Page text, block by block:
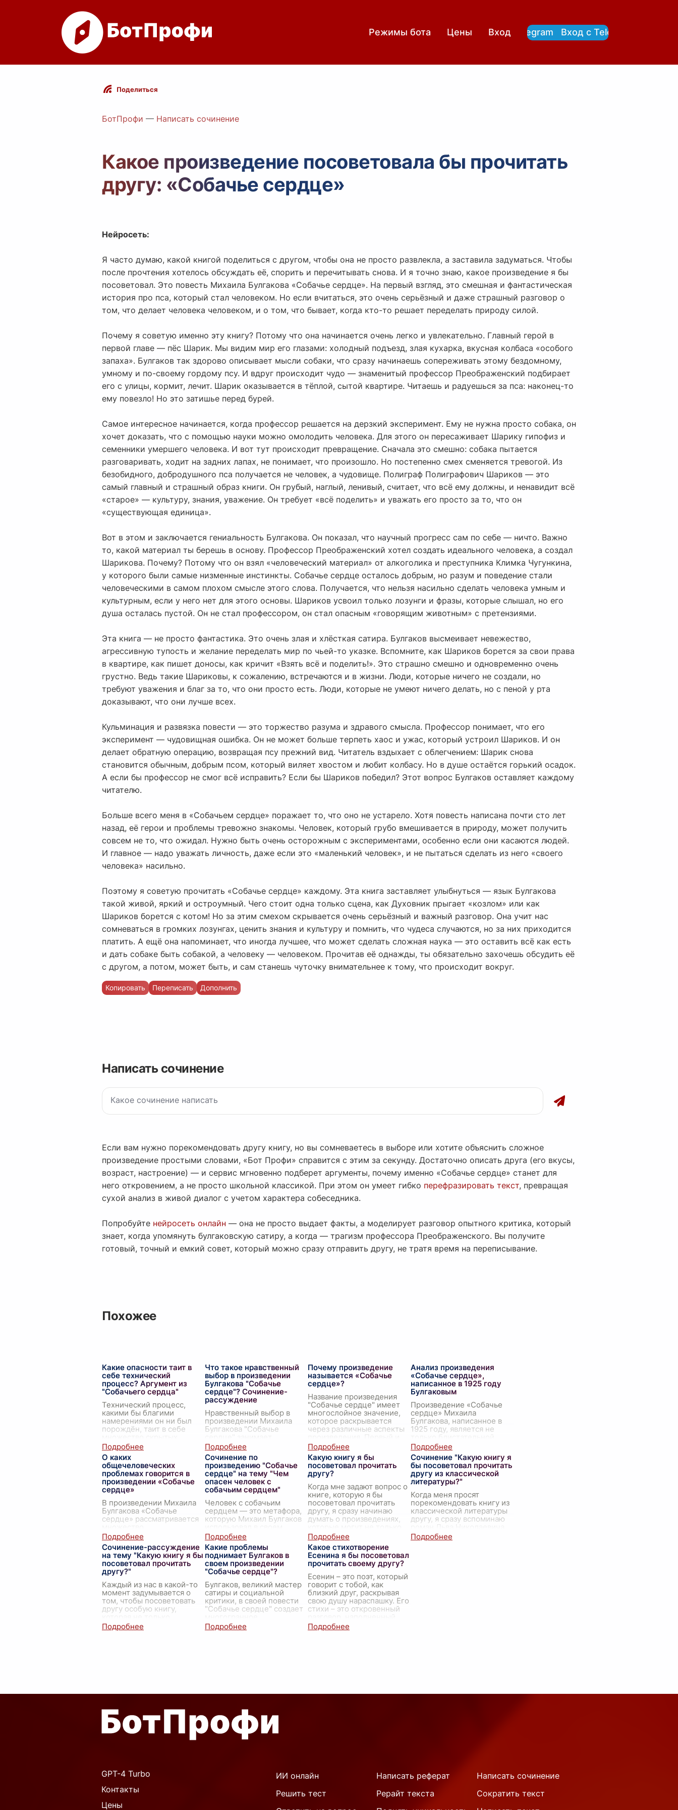
Режимы бота Цены Вход
Вход с Telegram Вход с Telegram
Поделиться
БотПрофи — Написать сочинение
Какое произведение посоветовала бы прочитать
другу: «Собачье сердце»
Нейросеть:
Я часто думаю, какой книгой поделиться с другом, чтобы она не просто развлекла, а заставила задуматься. Чтобы
после прочтения хотелось обсуждать её, спорить и перечитывать снова. И я точно знаю, какое произведение я бы
посоветовал. Это повесть Михаила Булгакова «Собачье сердце». На первый взгляд, это смешная и фантастическая
история про пса, который стал человеком. Но если вчитаться, это очень серьёзный и даже страшный разговор о
том, что делает человека человеком, и о том, что бывает, когда кто-то решает переделать природу силой.
Почему я советую именно эту книгу? Потому что она начинается очень легко и увлекательно. Главный герой в
первой главе — пёс Шарик. Мы видим мир его глазами: холодный подъезд, злая кухарка, вкусная колбаса «особого
запаха». Булгаков так здорово описывает мысли собаки, что сразу начинаешь сопереживать этому бездомному,
умному и по-своему гордому псу. И вдруг происходит чудо — знаменитый профессор Преображенский подбирает
его с улицы, кормит, лечит. Шарик оказывается в тёплой, сытой квартире. Читаешь и радуешься за пса: наконец-то
ему повезло! Но это затишье перед бурей.
Самое интересное начинается, когда профессор решается на дерзкий эксперимент. Ему не нужна просто собака, он
хочет доказать, что с помощью науки можно омолодить человека. Для этого он пересаживает Шарику гипофиз и
семенники умершего человека. И вот тут происходит превращение. Сначала это смешно: собака пытается
разговаривать, ходит на задних лапах, не понимает, что произошло. Но постепенно смех сменяется тревогой. Из
безобидного, добродушного пса получается не человек, а чудовище. Полиграф Полиграфович Шариков — это
самый главный и страшный образ книги. Он грубый, наглый, ленивый, считает, что всё ему должны, и ненавидит всё
«старое» — культуру, знания, уважение. Он требует «всё поделить» и уважать его просто за то, что он
«существующая единица».
Вот в этом и заключается гениальность Булгакова. Он показал, что научный прогресс сам по себе — ничто. Важно
то, какой материал ты берешь в основу. Профессор Преображенский хотел создать идеального человека, а создал
Шарикова. Почему? Потому что он взял «человеческий материал» от алкоголика и преступника Климка Чугункина,
у которого были самые низменные инстинкты. Собачье сердце осталось добрым, но разум и поведение стали
человеческими в самом плохом смысле этого слова. Получается, что нельзя насильно сделать человека умным и
культурным, если у него нет для этого основы. Шариков усвоил только лозунги и фразы, которые слышал, но его
душа осталась пустой. Он не стал профессором, он стал опасным «говорящим животным» с претензиями.
Эта книга — не просто фантастика. Это очень злая и хлёсткая сатира. Булгаков высмеивает невежество,
агрессивную тупость и желание переделать мир по чьей-то указке. Вспомните, как Шариков борется за свои права
в квартире, как пишет доносы, как кричит «Взять всё и поделить!». Это страшно смешно и одновременно очень
грустно. Ведь такие Шариковы, к сожалению, встречаются и в жизни. Люди, которые ничего не создали, но
требуют уважения и благ за то, что они просто есть. Люди, которые не умеют ничего делать, но с пеной у рта
доказывают, что они лучше всех.
Кульминация и развязка повести — это торжество разума и здравого смысла. Профессор понимает, что его
эксперимент — чудовищная ошибка. Он не может больше терпеть хаос и ужас, который устроил Шариков. И он
делает обратную операцию, возвращая псу прежний вид. Читатель вздыхает с облегчением: Шарик снова
становится обычным, добрым псом, который виляет хвостом и любит колбасу. Но в душе остаётся горький осадок.
А если бы профессор не смог всё исправить? Если бы Шариков победил? Этот вопрос Булгаков оставляет каждому
читателю.
Больше всего меня в «Собачьем сердце» поражает то, что оно не устарело. Хотя повесть написана почти сто лет
назад, её герои и проблемы тревожно знакомы. Человек, который грубо вмешивается в природу, может получить
совсем не то, что ожидал. Нужно быть очень осторожным с экспериментами, особенно если они касаются людей.
И главное — надо уважать личность, даже если это «маленький человек», и не пытаться сделать из него «своего
человека» насильно.
Поэтому я советую прочитать «Собачье сердце» каждому. Эта книга заставляет улыбнуться — язык Булгакова
такой живой, яркий и остроумный. Чего стоит одна только сцена, как Духовник прыгает «козлом» или как
Шариков борется с котом! Но за этим смехом скрывается очень серьёзный и важный разговор. Она учит нас
сомневаться в громких лозунгах, ценить знания и культуру и помнить, что чудеса случаются, но за них приходится
платить. А ещё она напоминает, что иногда лучшее, что может сделать сложная наука — это оставить всё как есть
и дать собаке быть собакой, а человеку — человеком. Прочитав её однажды, ты обязательно захочешь обсудить её
с другом, а потом, может быть, и сам станешь чуточку внимательнее к тому, что происходит вокруг.
Копировать Переписать Дополнить
Написать сочинение
Если вам нужно порекомендовать другу книгу, но вы сомневаетесь в выборе или хотите объяснить сложное
произведение простыми словами, «Бот Профи» справится с этим за секунду. Достаточно описать друга (его вкусы,
возраст, настроение) — и сервис мгновенно подберет аргументы, почему именно «Собачье сердце» станет для
него откровением, а не просто школьной классикой. При этом он умеет гибко перефразировать текст, превращая
сухой анализ в живой диалог с учетом характера собеседника.
Попробуйте нейросеть онлайн — она не просто выдает факты, а моделирует разговор опытного критика, который
знает, когда упомянуть булгаковскую сатиру, а когда — трагизм профессора Преображенского. Вы получите
готовый, точный и емкий совет, который можно сразу отправить другу, не тратя время на переписывание.
Похожее
Какие опасности таит в
себе технический
процесс? Аргумент из
"Собачьего сердца"
Технический процесс,
какими бы благими
намерениями он ни был
порождён, таит в себе
опасностей, порой
непредсказуемых и
разрушительных.
Замечательный пример
этого...
Что такое нравственный
выбор в произведении
Булгакова "Собачье
сердце"? Сочинение-
рассуждение
Нравственный выбор в
произведении Михаила
Булгакова "Собачье
центральное место и
раскрывается через
противостояние героев, их
поступки и философские
размышления. Г...
Почему произведение
называется «Собачье
сердце»?
Название произведения
"Собачье сердце" имеет
многослойное значение,
которое раскрывается
через различные аспекты
наиболее очевидный
уровень связан с
сюжетом:...
Анализ произведения
«Собачье сердце»,
написанное в 1925 году
Булгаковым
Произведение «Собачье
сердце» Михаила
Булгакова, написанное в
1925 году, является не
сатирой на общественно-
политическую жизнь
начала XX века, но и
глубоким фи...
О каких
общечеловеческих
проблемах говорится в
произведении «Собачье
сердце»
В произведении Михаила
Булгакова «Собачье
сердце» рассматривается
общечеловеческих
проблем, которые
остаются актуальными и в
наше время. Одна из
центральных тем –
проблем
Сочинение по
произведению "Собачье
сердце" на тему "Чем
опасен человек с
собачьим сердцем"
Человек с собачьим
сердцем — это метафора,
которую Михаил Булгаков
произведении «Собачье
сердце», чтобы пролить
свет на тёмные углы
человеческой природы и
опасн...
Какую книгу я бы
посоветовал прочитать
другу?
Когда мне задают вопрос о
книге, которую я бы
посоветовал прочитать
другу, я сразу начинаю
думать о произведениях,
увлечь, но и оставить
глубокий след в душ ...
Сочинение "Какую книгу я
бы посоветовал прочитать
другу из классической
литературы?"
Когда меня просят
порекомендовать книгу из
классической литературы
другу, я сразу вспоминаю
Толстого "Анна Каренина".
Эта книга — не просто
Сочинение-рассуждение
на тему "Какую книгу я бы
посоветовал прочитать
другу?"
Каждый из нас в какой-то
момент задумывается о
том, чтобы посоветовать
другу особую книгу,
оставила бы след в его
душе, но и, возможно,
Какие проблемы
поднимает Булгаков в
своем произведении
"Собачье сердце"?
Булгаков, великий мастер
сатиры и социальной
критики, в своей повести
"Собачье сердце" создает
произведение, которое
поднимает целый пласт
Какое стихотворение
Есенина я бы посоветовал
прочитать своему другу?
Есенин – это поэт, который
говорит с тобой, как
близкий друг, раскрывая
свою душу нараспашку. Его
стихи – это откровенный
любовью, тоской,
радостью и разочаро
GPT-4 Turbo
Контакты
Цены
ИИ онлайн Написать реферат
Написать сочинение
Решить тест
Рерайт текста
Сократить текст